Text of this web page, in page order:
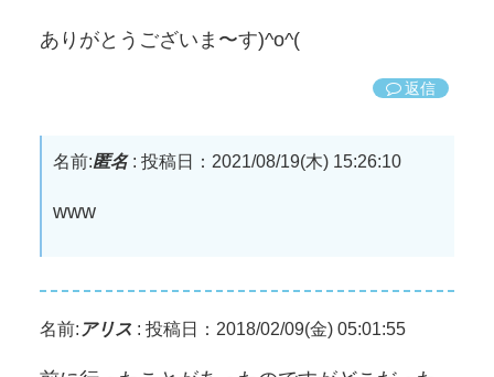
ありがとうございま〜す)^o^(
返信
名前:匿名: 投稿日：2021/08/19(木) 15:26:10
www
名前: アリス : 投稿日：2018/02/09(金) 05:01:55